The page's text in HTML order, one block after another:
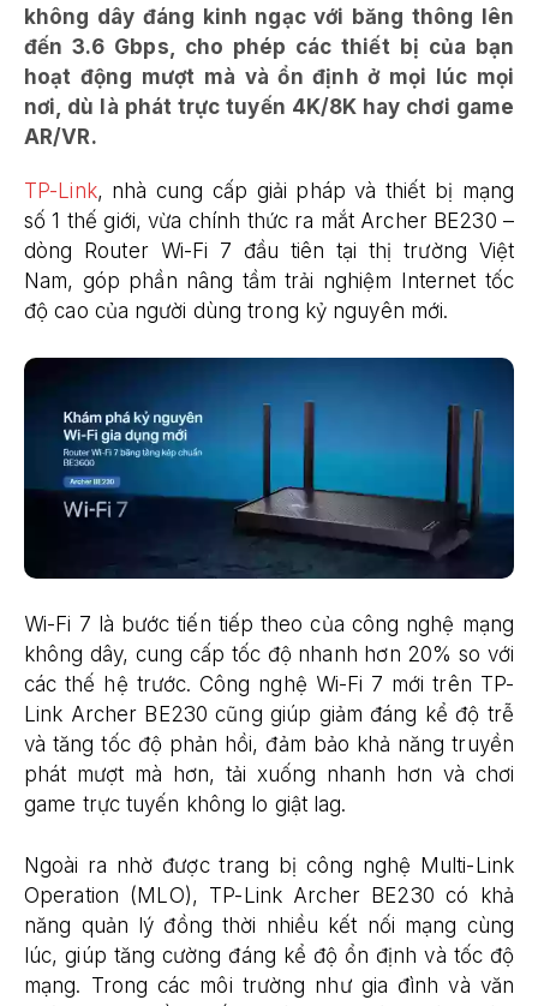
không dây đáng kinh ngạc với băng thông lên
đến 3.6 Gbps, cho phép các thiết bị của bạn
hoạt động mượt mà và ổn định ở mọi lúc mọi
nơi, dù là phát trực tuyến 4K/8K hay chơi game
AR/VR.
TP-Link, nhà cung cấp giải pháp và thiết bị mạng
số 1 thế giới, vừa chính thức ra mắt Archer BE230 –
dòng Router Wi-Fi 7 đầu tiên tại thị trường Việt
Nam, góp phần nâng tầm trải nghiệm Internet tốc
độ cao của người dùng trong kỷ nguyên mới.
Wi-Fi 7 là bước tiến tiếp theo của công nghệ mạng
không dây, cung cấp tốc độ nhanh hơn 20% so với
các thế hệ trước. Công nghệ Wi-Fi 7 mới trên TP-
Link Archer BE230 cũng giúp giảm đáng kể độ trễ
và tăng tốc độ phản hồi, đảm bảo khả năng truyền
phát mượt mà hơn, tải xuống nhanh hơn và chơi
game trực tuyến không lo giật lag.
Ngoài ra nhờ được trang bị công nghệ Multi-Link
Operation (MLO), TP-Link Archer BE230 có khả
năng quản lý đồng thời nhiều kết nối mạng cùng
lúc, giúp tăng cường đáng kể độ ổn định và tốc độ
mạng. Trong các môi trường như gia đình và văn